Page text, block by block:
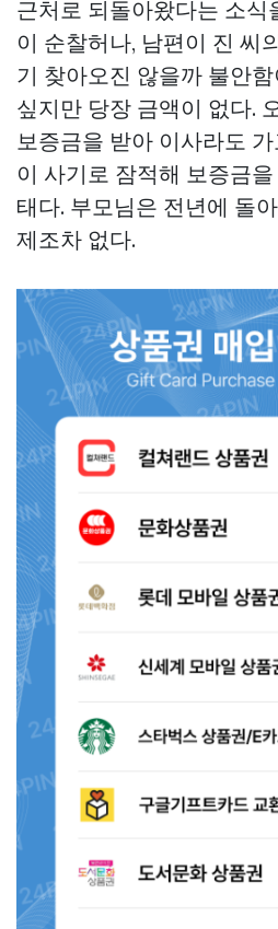
근처로 되돌아왔다는 소식
이 순찰허나, 남편이 진 씨
기 찾아오진 않을까 불안
싶지만 당장 금액이 없다.
보증금을 받아 이사라도
이 사기로 잠적해 보증금
태다. 부모님은 전년에 돌
제조차 없다.